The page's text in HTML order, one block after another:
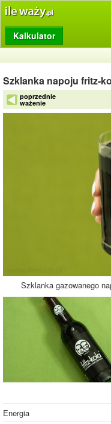
Produkty
Dziennik
Przelicznik
Porównywarka
Kalkulator
Szklanka napoju fritz-
poprzednie
ważenie
Szklanka gazowanego
Energia